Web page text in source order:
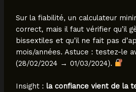
Sur la fiabilité, un calculateur
correct, mais il faut vérifier qu’il
bissextiles et qu’il ne fait pas
mois/années. Astuce : testez-le
(28/02/2024 → 01/03/2024).
Insight : la confiance vient de la